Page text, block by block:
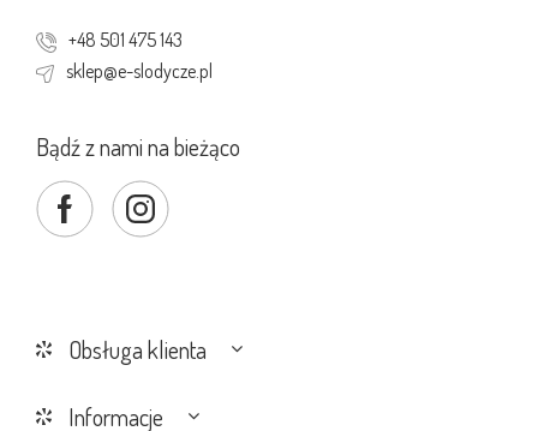
+48 501 475 143
sklep@e-slodycze.pl
Bądź z nami na bieżąco
Obsługa klienta
Informacje